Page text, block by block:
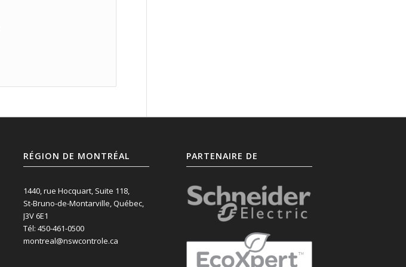
RÉGION DE MONTRÉAL
1440, rue Hocquart, Suite 118,
St-Bruno-de-Montarville, Québec,
J3V 6E1
Tél: 450-461-0500
montreal@nswcontrole.ca
PARTENAIRE DE